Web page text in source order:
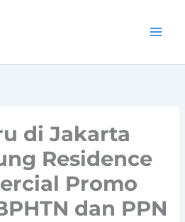
di Jakarta
Residence
Promo
dan PPN